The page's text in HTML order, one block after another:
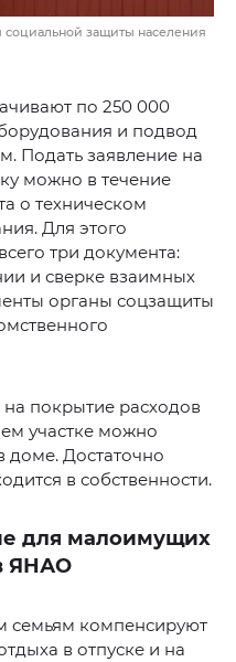
социальной защиты населения
по 250 000
и подвод
Подать заявление на
можно в течение
о техническом
Для этого
три документа:
и сверке взаимных
органы соцзащиты
покрытие расходов
участке можно
доме. Достаточно
в собственности.
для малоимущих
ЯНАО
компенсируют
в отпуске и на